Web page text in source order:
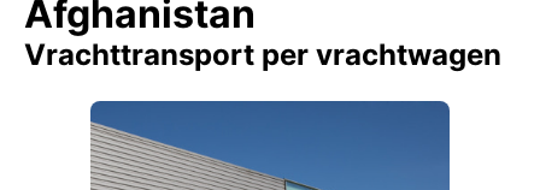
Afghanistan
Vrachttransport per vrachtwagen